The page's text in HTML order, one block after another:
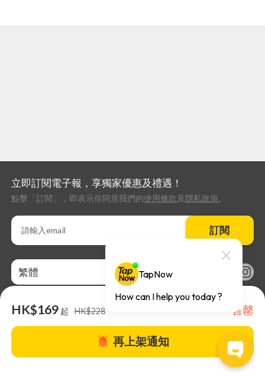
HK$169 起 HK$228 售罄
再上架通知
立即訂閱電子報，享獨家優惠及禮遇！
點擊「訂閱」，即表示你同意我們的使用條款及 隱私政策。
訂閱
繁體
關於TapNow |TapNow Blog |加入成為合作夥伴|網站條款 |幫助